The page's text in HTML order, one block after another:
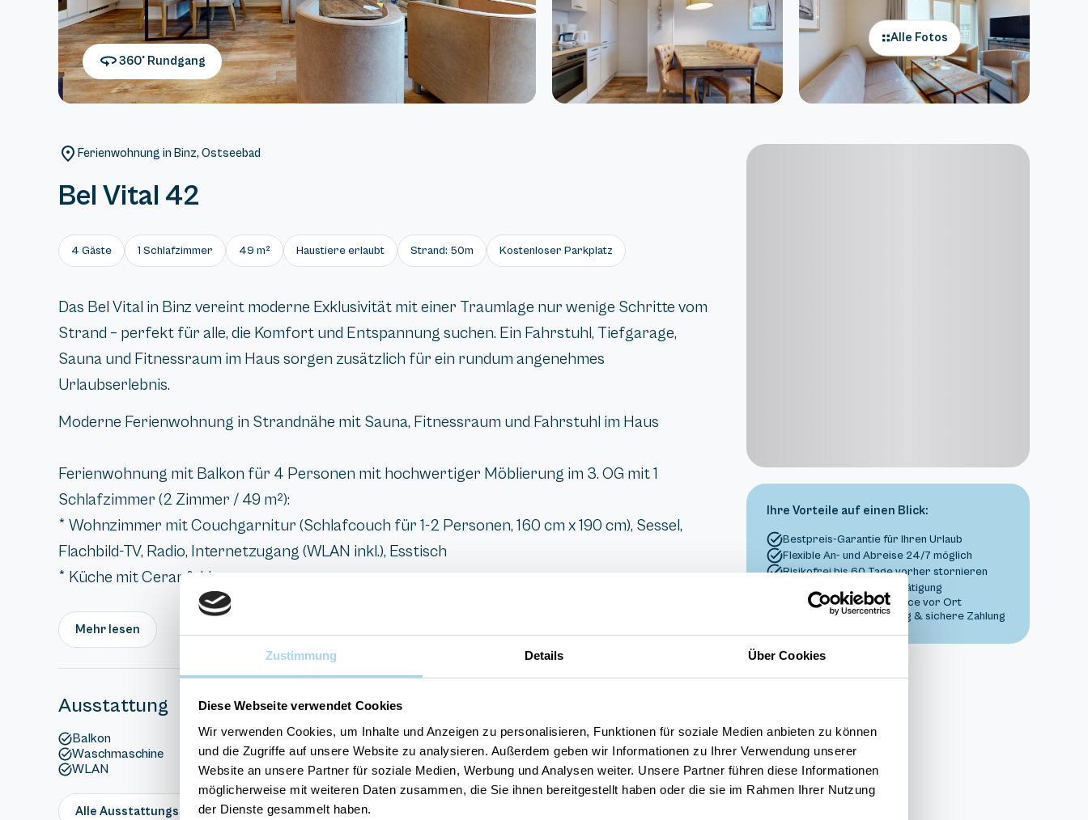
Zustimmung Details Über Cookies
Diese Webseite verwendet Cookies
Wir verwenden Cookies, um Inhalte und Anzeigen zu personalisieren, Funktionen für soziale Medien anbieten zu können
und die Zugriffe auf unsere Website zu analysieren. Außerdem geben wir Informationen zu Ihrer Verwendung unserer
Website an unsere Partner für soziale Medien, Werbung und Analysen weiter. Unsere Partner führen diese Informationen
möglicherweise mit weiteren Daten zusammen, die Sie ihnen bereitgestellt haben oder die sie im Rahmen Ihrer Nutzung
der Dienste gesammelt haben.
360° Rundgang
Alle Fotos
Ferienwohnung in Binz, Ostseebad
Bel Vital 42
4 Gäste 1 Schlafzimmer 49 m² Haustiere erlaubt Strand: 50m Kostenloser Parkplatz
Das Bel Vital in Binz vereint moderne Exklusivität mit einer Traumlage nur wenige Schritte vom
Strand – perfekt für alle, die Komfort und Entspannung suchen. Ein Fahrstuhl, Tiefgarage,
Sauna und Fitnessraum im Haus sorgen zusätzlich für ein rundum angenehmes
Urlaubserlebnis.
Moderne Ferienwohnung in Strandnähe mit Sauna, Fitnessraum und Fahrstuhl im Haus
Ferienwohnung mit Balkon für 4 Personen mit hochwertiger Möblierung im 3. OG mit 1
Schlafzimmer (2 Zimmer / 49 m²):
* Wohnzimmer mit Couchgarnitur (Schlafcouch für 1-2 Personen, 160 cm x 190 cm), Sessel,
Flachbild-TV, Radio, Internetzugang (WLAN inkl.), Esstisch
* Küche mit Ceranfeld,...
Mehr lesen
Ausstattung
Balkon
Sauna
Waschmaschine
Spülmaschine
WLAN
Hunde willkommen
Alle Ausstattungsmerkmale anzeigen
Ihre Vorteile auf einen Blick:
Bestpreis-Garantie für Ihren Urlaub
Flexible An- und Abreise 24/7 möglich
Risikofrei bis 60 Tage vorher stornieren
Sofortige Buchungsbestätigung
Persönlicher Gästeservice vor Ort
Transparente Abwicklung & sichere Zahlung